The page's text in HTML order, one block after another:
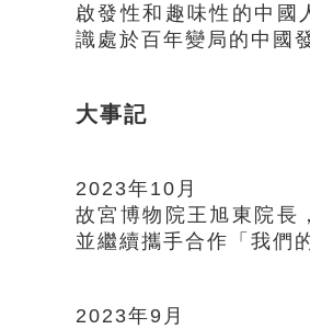
啟發性和趣味性的中國
識處於百年變局的中國
大事記
2023年10月
故宮博物院王旭東院長
並繼續攜手合作「我們
2023年9月